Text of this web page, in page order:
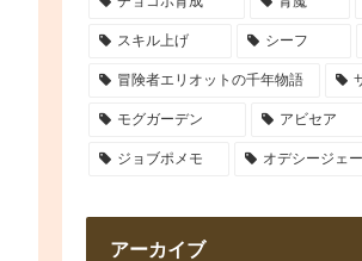
スキル上げ シーフ
冒険者エリオットの千年物語
モグガーデン アビセア
ジョブポメモ オデシージェ
アーカイブ